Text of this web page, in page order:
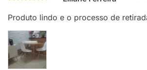
Produto lindo e o processo de